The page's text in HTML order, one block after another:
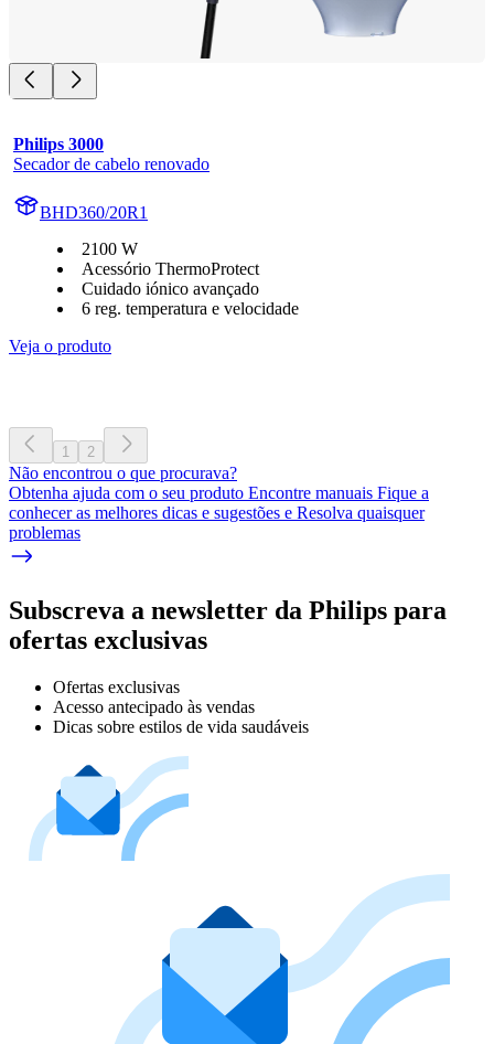
Philips 3000
Secador de cabelo renovado
BHD360/20R1
2100 W
Acessório ThermoProtect
Cuidado iónico avançado
6 reg. temperatura e velocidade
Veja o produto
1 2
Não encontrou o que procurava?
Obtenha ajuda com o seu produto Encontre manuais Fique a
conhecer as melhores dicas e sugestões e Resolva quaisquer
problemas
Subscreva a newsletter da Philips para
ofertas exclusivas
Ofertas exclusivas
Acesso antecipado às vendas
Dicas sobre estilos de vida saudáveis